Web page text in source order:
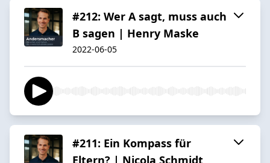
#212: Wer A sagt, muss auch
B sagen | Henry Maske
2022-06-05
#211: Ein Kompass für
Eltern? | Nicola Schmidt